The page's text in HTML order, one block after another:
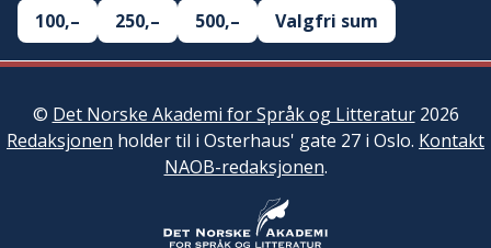
100,–
250,– 500,– Valgfri sum
© Det Norske Akademi for Språk og Litteratur2026
Redaksjonen holder til i Osterhaus' gate 27 i Oslo. Kontakt
NAOB-redaksjonen.